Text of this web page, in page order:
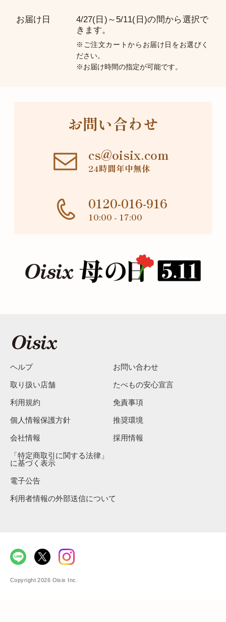
お届け日
4/27(日)～5/11(日)の間から選択で
きます。
※ご注文カートからお届け日をお選びく
ださい。
※お届け時間の指定が可能です。
お問い合わせ
cs@oisix.com
24時間年中無休
0120-016-916
10:00 - 17:00
ヘルプ お問い合わせ
取り扱い店舗 たべもの安心宣言
利用規約 免責事項
個人情報保護方針 推奨環境
会社情報 採用情報
「特定商取引に関する法律」
に基づく表示
電子公告
利用者情報の外部送信について
Copyright 2026 Oisix Inc.